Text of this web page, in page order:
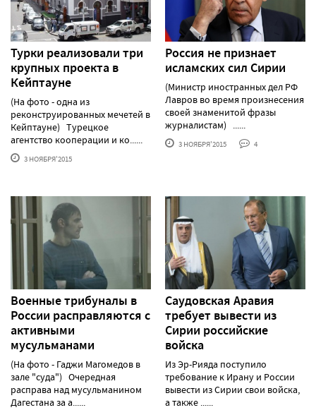
Турки реализовали три
крупных проекта в
Кейптауне
(На фото - одна из
реконструированных мечетей в
Кейптауне) Турецкое
агентство кооперации и ко......
3 НОЯБРЯ'2015
Россия не признает
исламских сил Сирии
(Министр иностранных дел РФ
Лавров во время произнесения
своей знаменитой фразы
журналистам) ......
3 НОЯБРЯ'2015 4
Военные трибуналы в
России расправляются с
активными
мусульманами
(На фото - Гаджи Магомедов в
зале "суда") Очередная
расправа над мусульманином
Дагестана за а......
Саудовская Аравия
требует вывести из
Сирии российские
войска
Из Эр-Рияда поступило
требование к Ирану и России
вывести из Сирии свои войска,
а также ......